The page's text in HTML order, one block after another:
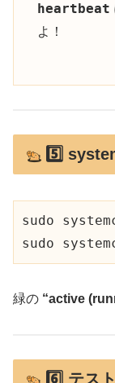
heartbeat
よ！
5️⃣
sudo
緑の “active
6️⃣ テス